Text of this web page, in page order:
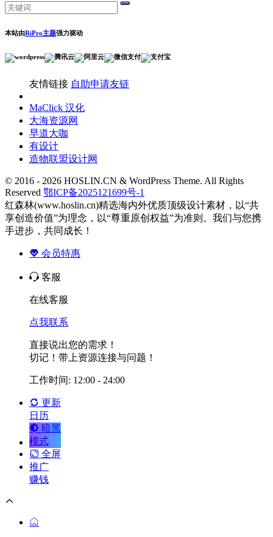
本站由RiPro主题强力驱动
友情链接 自助申请友链
MaClick 汉化
大海资源网
早道大咖
有设计
造物联盟设计网
© 2016 - 2026 HOSLIN.CN & WordPress Theme. All Rights
Reserved 鄂ICP备2025121699号-1
红森林(www.hoslin.cn)精选海内外优质顶级设计素材，以“共
享创造价值”为理念，以“尊重原创权益”为准则。我们与您携
手进步，共同成长！
会员特惠
客服
在线客服
点我联系
直接说出您的需求！
切记！带上资源连接与问题！
工作时间: 12:00 - 24:00
更新
日历
暗黑
模式
全屏
推广
赚钱